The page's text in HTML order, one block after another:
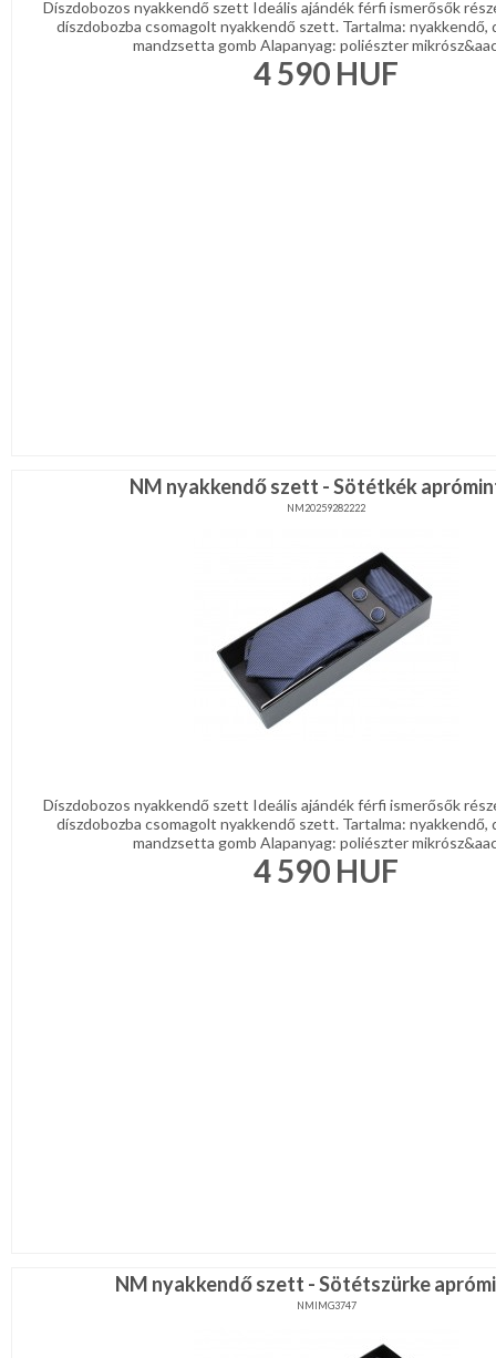
Díszdobozos nyakkendő szett Ideális ajándék férfi ismerősők
díszdobozba csomagolt nyakkendő szett. Tartalma: nyakkendő,
mandzsetta gomb Alapanyag: poliészter
4 590 HUF
NM nyakkendő szett - Sötétkék
NM20259282222
Díszdobozos nyakkendő szett Ideális ajándék férfi ismerősők
díszdobozba csomagolt nyakkendő szett. Tartalma: nyakkendő,
mandzsetta gomb Alapanyag: poliészter
4 590 HUF
NM nyakkendő szett - Sötétszürke
NMIMG3747